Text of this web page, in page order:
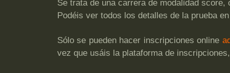
Se trata de una carrera de modalidad score,
Podéis ver todos los detalles de la prueba
Sólo se pueden hacer inscripciones online
vez que usáis la plataforma de